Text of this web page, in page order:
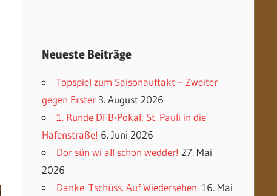
Neueste Beiträge
Topspiel zum Saisonauftakt – Zweiter
gegen Erster 3. August 2026
1. Runde DFB-Pokal: St. Pauli in die
Hafenstraße! 6. Juni 2026
Dor sün wi all schon wedder! 27. Mai
2026
Danke. Tschüss. Auf Wiedersehen. 16. Mai